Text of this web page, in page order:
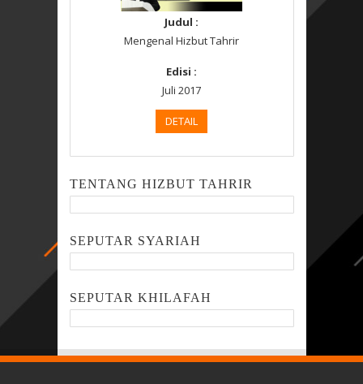
Judul :
Mengenal Hizbut Tahrir
Edisi :
Juli 2017
DETAIL
TENTANG HIZBUT TAHRIR
SEPUTAR SYARIAH
SEPUTAR KHILAFAH